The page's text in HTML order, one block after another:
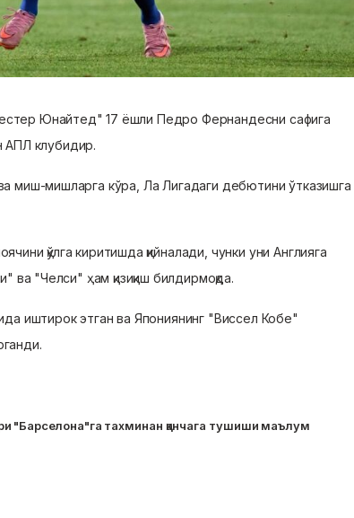
Юнайтед" 17 ёшли Педро Фернандесни сафига
АПЛ клубидир.
миш-мишларга кўра, Ла Лигадаги дебютини ўтказишга
қўлга киритишда қийналади, чунки уни Англияга
"Челси" ҳам қизиқиш билдирмоқда.
иштирок этган ва Япониянинг "Виссел Кобе"
"Барселона"га тахминан қанчага тушиши маълум